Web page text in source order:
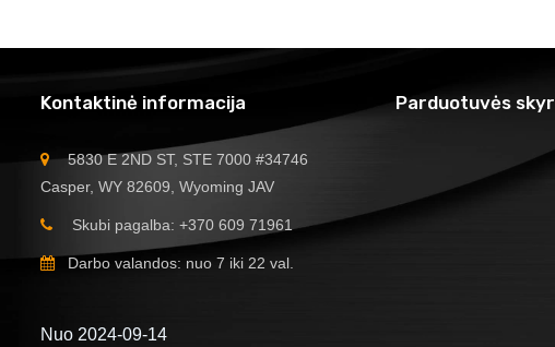
Kontaktinė informacija
5830 E 2ND ST, STE 7000 #34746
Casper, WY 82609, Wyoming JAV
Skubi pagalba: +370 609 71961
Darbo valandos: nuo 7 iki 22 val.
Nuo 2024-09-14
Parduotuvės